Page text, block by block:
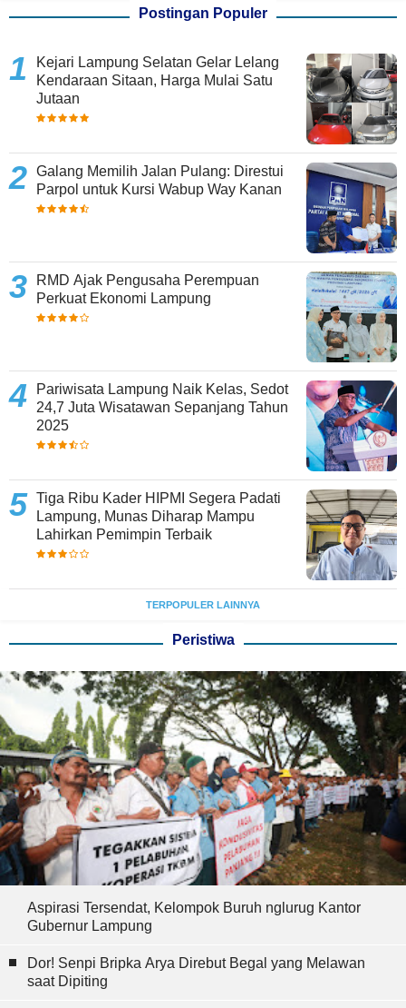
Postingan Populer
Kejari Lampung Selatan Gelar Lelang
Kendaraan Sitaan, Harga Mulai Satu
Jutaan
Galang Memilih Jalan Pulang: Direstui
Parpol untuk Kursi Wabup Way Kanan
RMD Ajak Pengusaha Perempuan
Perkuat Ekonomi Lampung
Pariwisata Lampung Naik Kelas, Sedot
24,7 Juta Wisatawan Sepanjang Tahun
2025
Tiga Ribu Kader HIPMI Segera Padati
Lampung, Munas Diharap Mampu
Lahirkan Pemimpin Terbaik
TERPOPULER LAINNYA
Peristiwa
Aspirasi Tersendat, Kelompok Buruh nglurug Kantor
Gubernur Lampung
Dor! Senpi Bripka Arya Direbut Begal yang Melawan
saat Dipiting